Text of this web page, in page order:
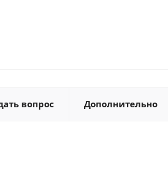
вопрос Дополнительно